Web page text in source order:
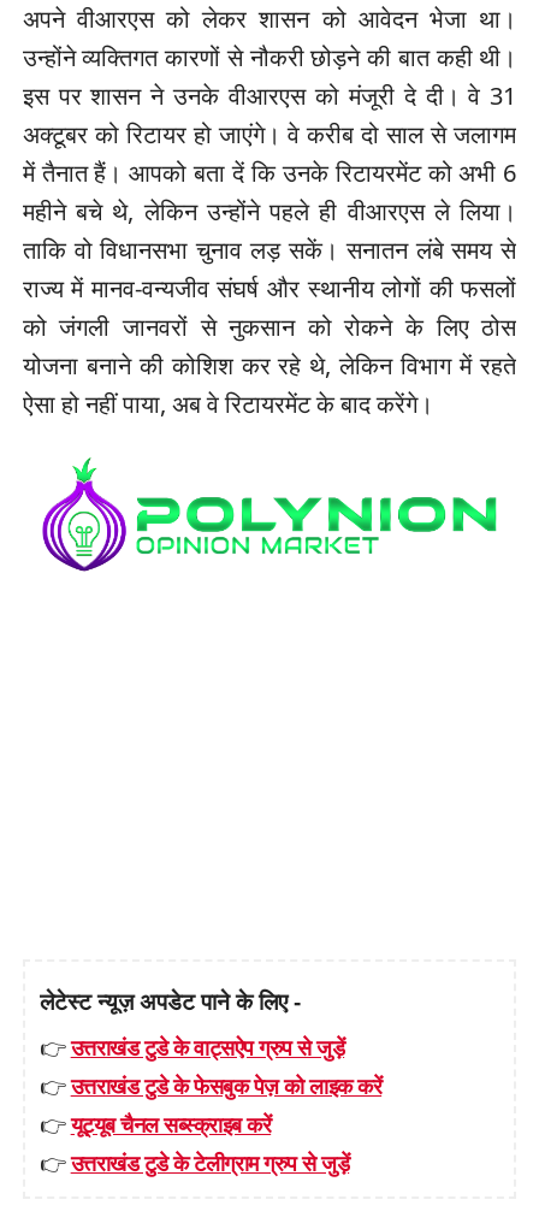
अपने वीआरएस को लेकर शासन को आवेदन भेजा था।
उन्होंने व्यक्तिगत कारणों से नौकरी छोड़ने की बात कही थी।
इस पर शासन ने उनके वीआरएस को मंजूरी दे दी। वे 31
अक्टूबर को रिटायर हो जाएंगे। वे करीब दो साल से जलागम
में तैनात हैं। आपको बता दें कि उनके रिटायरमेंट को अभी 6
महीने बचे थे, लेकिन उन्होंने पहले ही वीआरएस ले लिया।
ताकि वो विधानसभा चुनाव लड़ सकें। सनातन लंबे समय से
राज्य में मानव-वन्यजीव संघर्ष और स्थानीय लोगों की फसलों
को जंगली जानवरों से नुकसान को रोकने के लिए ठोस
योजना बनाने की कोशिश कर रहे थे, लेकिन विभाग में रहते
ऐसा हो नहीं पाया, अब वे रिटायरमेंट के बाद करेंगे।
लेटेस्ट न्यूज़ अपडेट पाने के लिए -
👉उत्तराखंड टुडे के वाट्सऐप ग्रुप से जुड़ें
👉उत्तराखंड टुडे के फेसबुक पेज़ को लाइक करें
👉यूट्यूब चैनल सब्स्क्राइब करें
👉उत्तराखंड टुडे के टेलीग्राम ग्रुप से जुड़ें